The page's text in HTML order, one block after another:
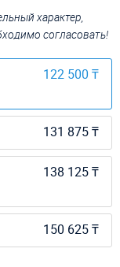
характер,
согласовать!
122 500 ₸
131 875 ₸
138 125 ₸
150 625 ₸